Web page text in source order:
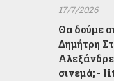
17/7/2026
Θα δούμε
Δημήτρη
σινεμά; -